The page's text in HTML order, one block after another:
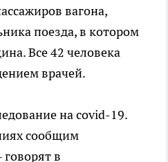
вагона,
поезда, в котором
Все 42 человека
врачей.
на covid-19.
сообщим
в